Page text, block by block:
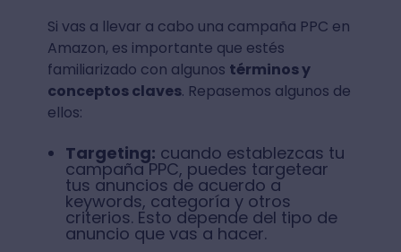
Si vas a llevar a cabo una campaña PPC en
Amazon, es importante que estés
familiarizado con algunos términos y
conceptos claves. Repasemos algunos de
ellos:
Targeting: cuando establezcas tu
campaña PPC, puedes targetear
tus anuncios de acuerdo a
keywords, categoría y otros
criterios. Esto depende del tipo de
anuncio que vas a hacer.